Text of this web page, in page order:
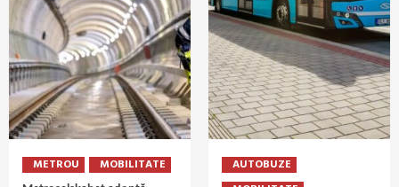
METROU MOBILITATE
AUTOBUZE